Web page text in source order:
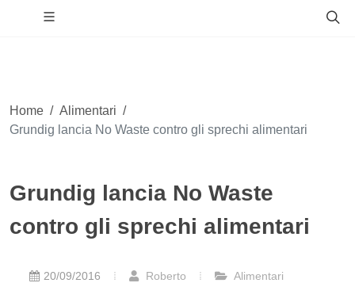
Home / Alimentari /
Grundig lancia No Waste contro gli sprechi alimentari
Grundig lancia No Waste
contro gli sprechi alimentari
20/09/2016 Roberto Alimentari